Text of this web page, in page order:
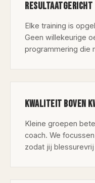
RESULTAATGERICHT
Elke training is
Geen willekeurige
programmering die
KWALITEIT BOVEN
Kleine groepen
coach. We
zodat jij